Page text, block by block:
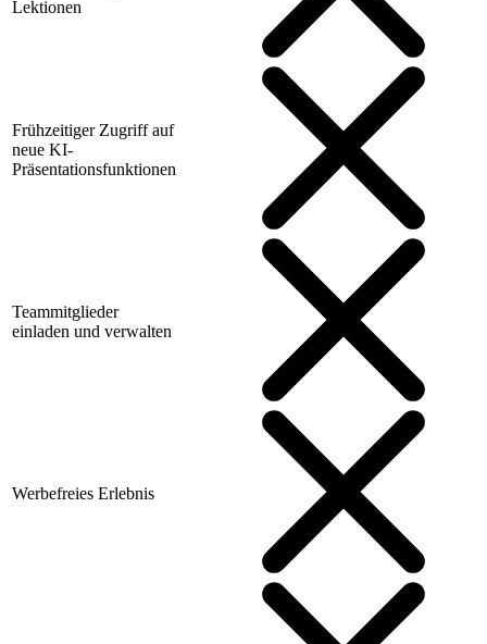
Lektionen
Frühzeitiger Zugriff auf
neue KI-
Präsentationsfunktionen
Teammitglieder
einladen und verwalten
Werbefreies Erlebnis